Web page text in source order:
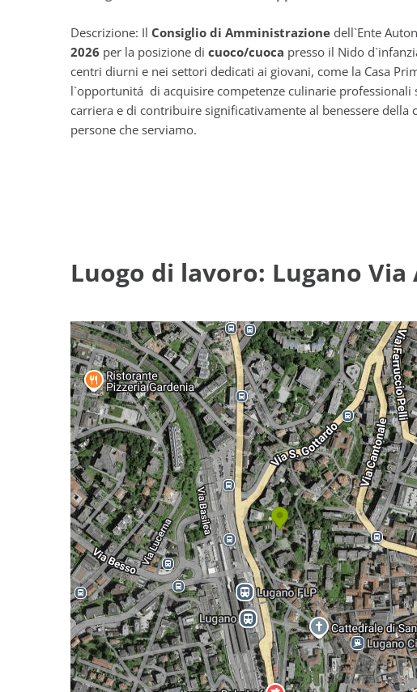
Descrizione: Il Consiglio di Amministrazione dell`Ente
2026 per la posizione di cuoco/cuoca presso il Nido
centri diurni e nei settori dedicati ai giovani, come la Casa
l`opportunitá di acquisire competenze culinarie
carriera e di contribuire significativamente al benessere
persone che serviamo.
Luogo di lavoro: Lugano